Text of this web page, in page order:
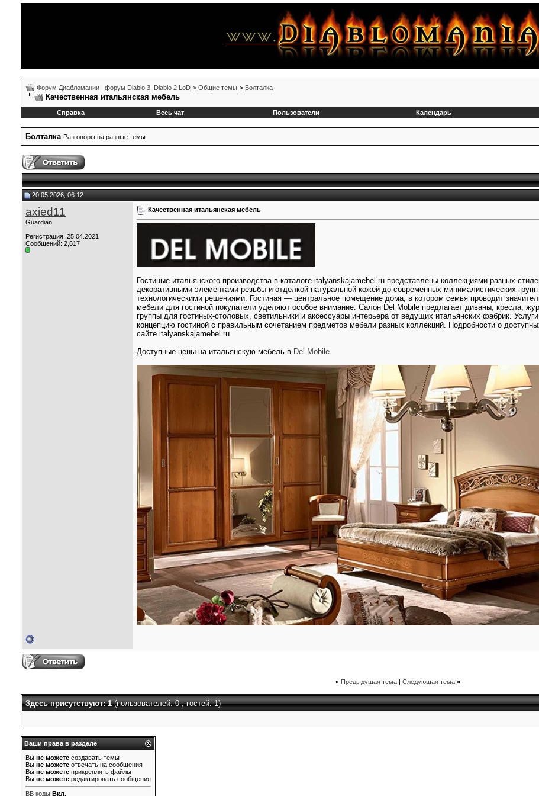
Форум Диабломании | форум Diablo 3, Diablo 2 LoD > Общие темы > Болталка
Качественная итальянская мебель
Справка
Весь чат Пользователи Календарь
Болталка Разговоры на разные темы
20.05.2026, 06:12
axied11
Guardian
Регистрация: 25.04.2021
Сообщений: 2,617
Качественная итальянская мебель
Гостиные итальянского производства в каталоге italyanskajamebel.ru представлены коллекциями разных
декоративными элементами резьбы и отделкой натуральной кожей до современных минималистических
технологическими решениями. Гостиная — центральное помещение дома, в котором семья проводит
мебели для гостиной покупатели уделяют особое внимание. Салон Del Mobile предлагает диваны, кресла,
группы для гостиных-столовых, светильники и аксессуары интерьера от ведущих итальянских фабрик.
концепцию гостиной с правильным сочетанием предметов мебели разных коллекций. Подробности о
сайте italyanskajamebel.ru.
Доступные цены на итальянскую мебель в Del Mobile.
« Предыдущая тема| Следующая тема »
Здесь присутствуют: 1(пользователей: 0 , гостей: 1)
Ваши права в разделе
Вы не можете создавать темы
Вы не можете отвечать на сообщения
Вы не можете прикреплять файлы
Вы не можете редактировать сообщения
BB коды Вкл.